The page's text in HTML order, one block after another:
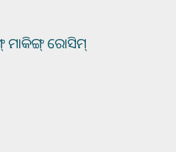
ମାକିଙ୍ଗ୍‌ ରୋସିମ୍‌